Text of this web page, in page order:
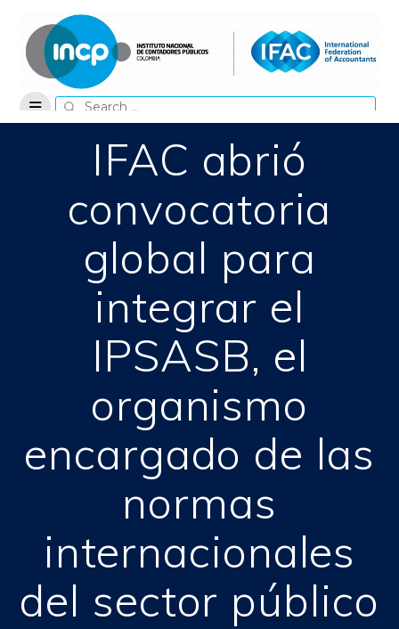
content
Search
for:
IFAC abrió
convocatoria
global para
integrar el
IPSASB, el
organismo
encargado de las
normas
internacionales
del sector público